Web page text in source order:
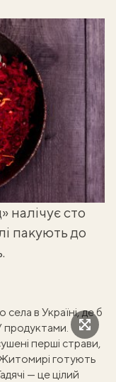
налічує сто
пакують до
в Україні, де б
продуктами.
перші страви,
готують
— це цілий